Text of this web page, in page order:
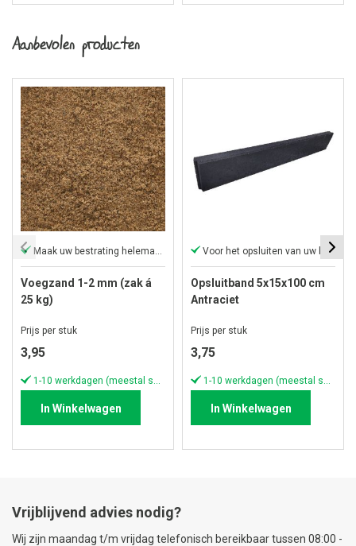
Aanbevolen producten
Maak uw bestrating helemaal af
Voegzand 1-2 mm (zak á
25 kg)
Prijs per stuk
3,95
In Winkelwagen
Voor het opsluiten van uw bestrating
Opsluitband 5x15x100 cm
Antraciet
Prijs per stuk
3,75
In Winkelwagen
Vrijblijvend advies nodig?
Wij zijn maandag t/m vrijdag telefonisch bereikbaar tussen 08:00 -